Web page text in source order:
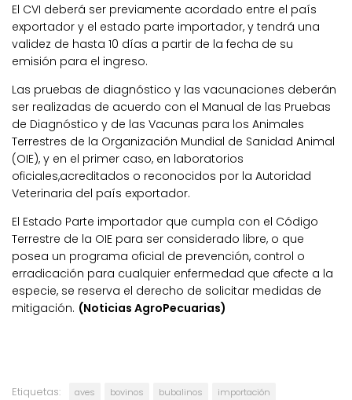
El CVI deberá ser previamente acordado entre el país
exportador y el estado parte importador, y tendrá una
validez de hasta 10 días a partir de la fecha de su
emisión para el ingreso.
Las pruebas de diagnóstico y las vacunaciones deberán
ser realizadas de acuerdo con el Manual de las Pruebas
de Diagnóstico y de las Vacunas para los Animales
Terrestres de la Organización Mundial de Sanidad Animal
(OIE), y en el primer caso, en laboratorios
oficiales,acreditados o reconocidos por la Autoridad
Veterinaria del país exportador.
El Estado Parte importador que cumpla con el Código
Terrestre de la OIE para ser considerado libre, o que
posea un programa oficial de prevención, control o
erradicación para cualquier enfermedad que afecte a la
especie, se reserva el derecho de solicitar medidas de
mitigación. (Noticias AgroPecuarias)
Etiquetas: aves bovinos bubalinos importación